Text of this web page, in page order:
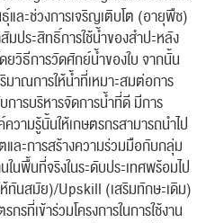
ละช่วงการเจริญเติบโต (อายุพืช)
ประสิทธิ์การใช้น้ำของสำปะหลัง
วิธีการวัดศักย์น้ำของใบ จากนั้น
าณการให้น้ำที่เหมาะสมต่อการ
ารบริหารจัดการน้ำที่ดี มีการ
ามรู้นั้นให้เกษตรกรสามารถนำไป
และการสร้างความร่วมมือกับกลุ่ม
นพื้นที่จริงในระดับประเทศพร้อมไป
ทันสมัย)/Upskill (เสริมทักษะเดิม)
รที่เข้าร่วมโครงการในการใช้งาน